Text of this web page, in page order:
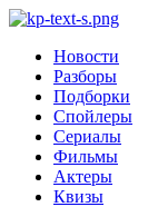
Новости
Разборы
Подборки
Спойлеры
Сериалы
Фильмы
Актеры
Квизы